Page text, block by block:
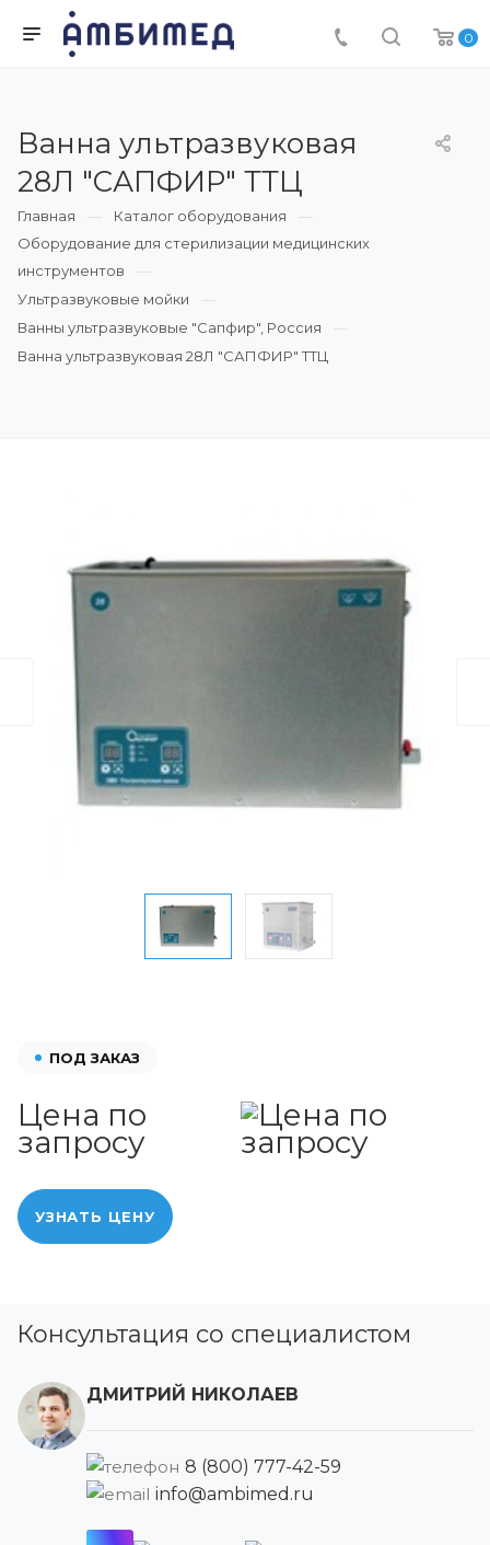
0
Ванна ультразвуковая
28Л "САПФИР" ТТЦ
Главная
Каталог оборудования
Оборудование для стерилизации медицинских
инструментов
Ультразвуковые мойки
Ванны ультразвуковые "Сапфир", Россия
Ванна ультразвуковая 28Л "САПФИР" ТТЦ
ПОД ЗАКАЗ
Цена по
запросу
УЗНАТЬ ЦЕНУ
Консультация со специалистом
ДМИТРИЙ НИКОЛАЕВ
8 (800) 777-42-59
info@ambimed.ru